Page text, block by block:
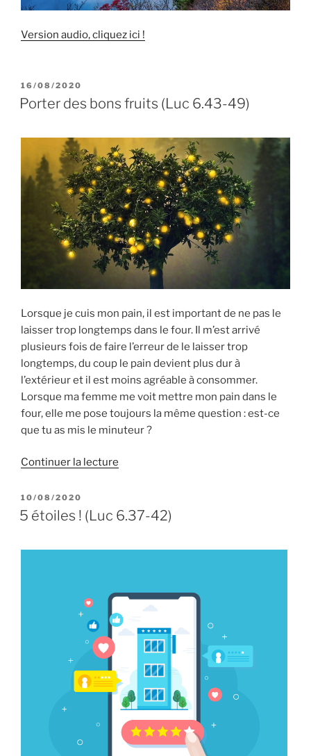
Version audio, cliquez ici !
PUBLIÉ
LE
16/08/2020
Porter des bons fruits (Luc 6.43-49)
Lorsque je cuis mon pain, il est important de ne pas le
laisser trop longtemps dans le four. Il m’est arrivé
plusieurs fois de faire l’erreur de le laisser trop
longtemps, du coup le pain devient plus dur à
l’extérieur et il est moins agréable à consommer.
Lorsque ma femme me voit mettre mon pain dans le
four, elle me pose toujours la même question : est-ce
que tu as mis le minuteur ?
Continuer la lecture
bons
PUBLIÉ
LE
10/08/2020
5 étoiles ! (Luc 6.37-42)